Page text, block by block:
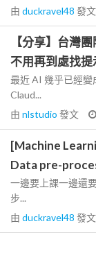
由 duckravel48 發文
【分享】台灣
不用再到處找提
最近 AI 幾乎已經變
Claud...
由 nlstudio 發文
[Machine
Data pre-
一邊要上課一邊還
步...
由 duckravel48 發文